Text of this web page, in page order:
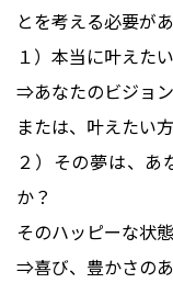
とを考える必要があ
１）本当に叶えた
⇒あなたのビジョ
または、叶えたい
２）その夢は、あ
か？
そのハッピーな状
⇒喜び、豊かさのあ